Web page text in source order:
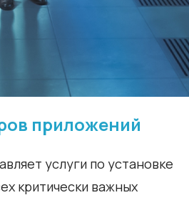
приложений
услуги по установке
критически важных